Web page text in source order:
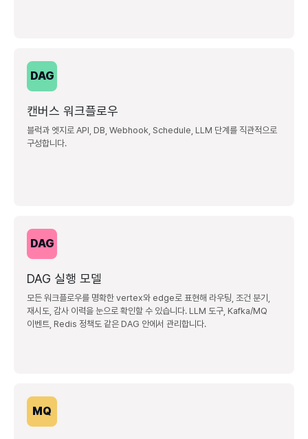
DAG
캔버스 워크플로우
블럭과 엣지로 API, DB, Webhook, Schedule, LLM 단계를 직관적으로
구성합니다.
DAG
DAG 실행 모델
모든 워크플로우를 명확한 vertex와 edge로 표현해 라우팅, 조건 분기,
재시도, 감사 이력을 눈으로 확인할 수 있습니다. LLM 도구, Kafka/MQ
이벤트, Redis 정책도 같은 DAG 안에서 관리합니다.
MQ